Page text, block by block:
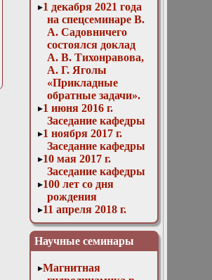
1 декабря 2021 года
на спецсеминаре В.
А. Садовничего
состоялся доклад
А. В. Тихонравова,
А. Г. Яголы
«Прикладные
обратные задачи».
1 июня 2016 г.
Заседание кафедры
1 ноября 2017 г.
Заседание кафедры
10 мая 2017 г.
Заседание кафедры
100 лет со дня
рождения
11 апреля 2018 г.
Заседание кафедры
11 мая 2016 г.
Заседание кафедры
Заседание кафедры
Научные семинары
Магнитная